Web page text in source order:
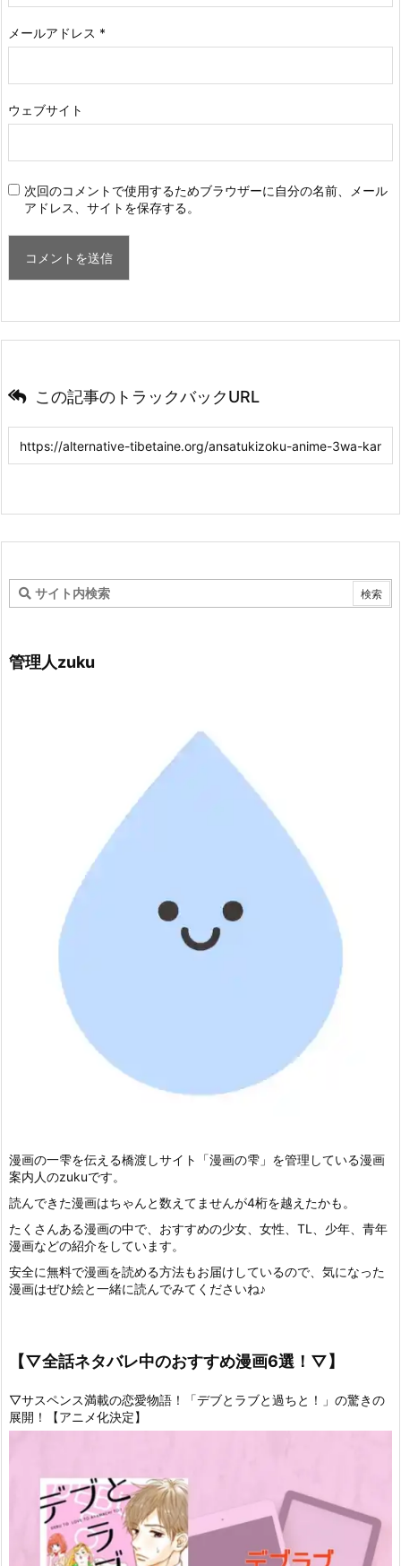
メールアドレス *
ウェブサイト
次回のコメントで使用するためブラウザーに自分の名前、メール
アドレス、サイトを保存する。
この記事のトラックバックURL
管理人zuku
漫画の一雫を伝える橋渡しサイト「漫画の雫」を管理している漫画
案内人のzukuです。
読んできた漫画はちゃんと数えてませんが4桁を越えたかも。
たくさんある漫画の中で、おすすめの少女、女性、TL、少年、青年
漫画などの紹介をしています。
安全に無料で漫画を読める方法もお届けしているので、気になった
漫画はぜひ絵と一緒に読んでみてくださいね♪
【▽全話ネタバレ中のおすすめ漫画6選！▽】
▽サスペンス満載の恋愛物語！「デブとラブと過ちと！」の驚きの
展開！【アニメ化決定】